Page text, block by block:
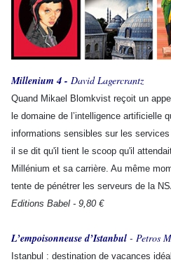
Millenium 4 - David Lagercrantz
Quand Mikael Blomkvist reçoit un
le domaine de l’intelligence artificielle
informations sensibles sur les
il se dit qu'il tient le scoop qu'il
Millénium et sa carrière. Au même
tente de pénétrer les serveurs de la
Editions Babel - 9,80 €
L’empoisonneuse d’Istanbul - Petros
Istanbul : destination de vacances